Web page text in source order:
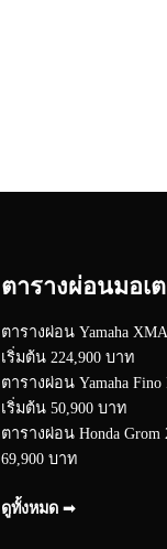
ตารางผ่อนมอเ
ตารางผ่อน Yamaha
เริ่มต้น 224,900 บาท
ตารางผ่อน Yamaha Fino
เริ่มต้น 50,900 บาท
ตารางผ่อน Honda Grom
69,900 บาท
ดูทั้งหมด ➟